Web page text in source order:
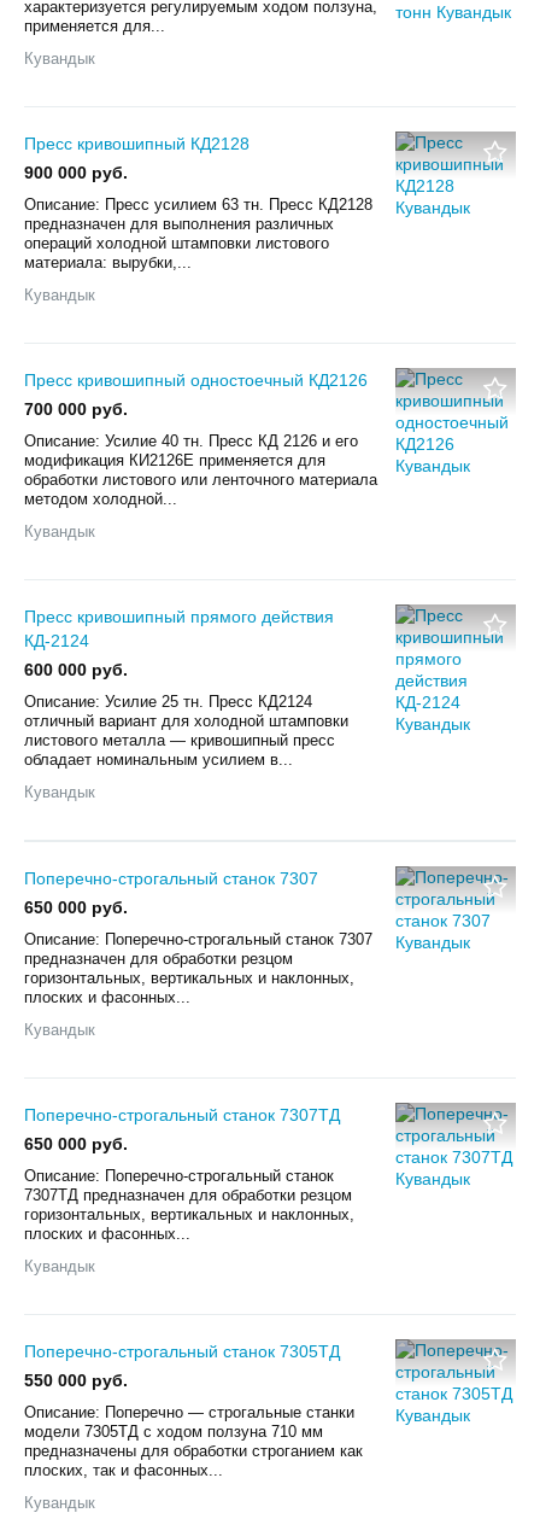
характеризуется регулируемым ходом ползуна,
применяется для...
Кувандык
Пресс кривошипный КД2128
900 000 руб.
Описание: Пресс усилием 63 тн. Пресс КД2128
предназначен для выполнения различных
операций холодной штамповки листового
материала: вырубки,...
Кувандык
Пресс кривошипный одностоечный КД2126
700 000 руб.
Описание: Усилие 40 тн. Пресс КД 2126 и его
модификация КИ2126Е применяется для
обработки листового или ленточного материала
методом холодной...
Кувандык
Пресс кривошипный прямого действия
КД-2124
600 000 руб.
Описание: Усилие 25 тн. Пресс КД2124
отличный вариант для холодной штамповки
листового металла — кривошипный пресс
обладает номинальным усилием в...
Кувандык
Поперечно-строгальный станок 7307
650 000 руб.
Описание: Поперечно-строгальный станок 7307
предназначен для обработки резцом
горизонтальных, вертикальных и наклонных,
плоских и фасонных...
Кувандык
Поперечно-строгальный станок 7307ТД
650 000 руб.
Описание: Поперечно-строгальный станок
7307ТД предназначен для обработки резцом
горизонтальных, вертикальных и наклонных,
плоских и фасонных...
Кувандык
Поперечно-строгальный станок 7305ТД
550 000 руб.
Описание: Поперечно — строгальные станки
модели 7305ТД с ходом ползуна 710 мм
предназначены для обработки строганием как
плоских, так и фасонных...
Кувандык